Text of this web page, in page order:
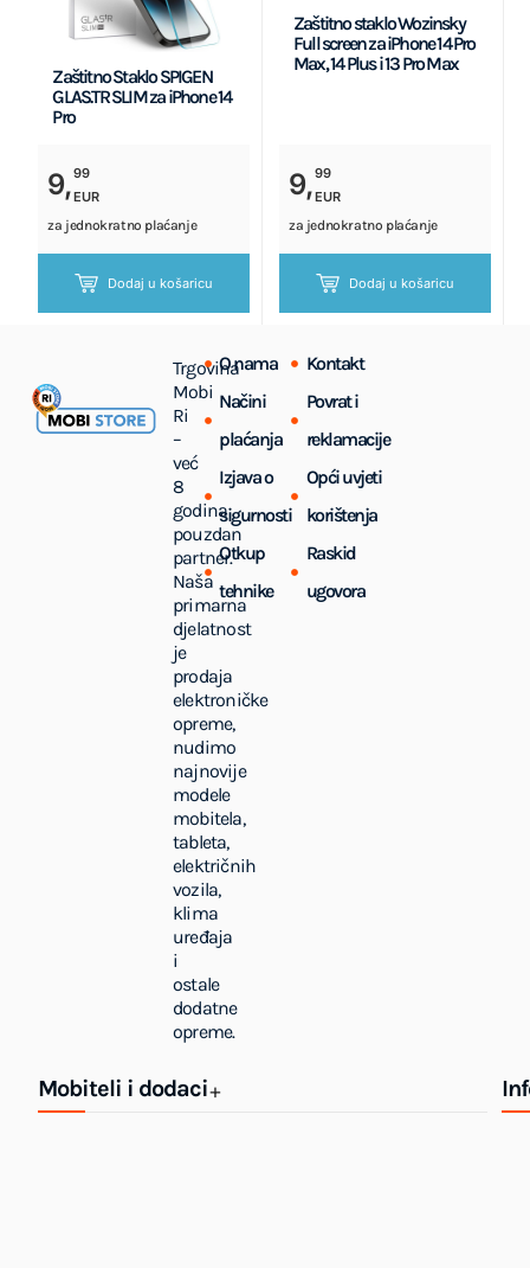
Zaštitno Staklo SPIGEN
GLAS.TR SLIM za iPhone 14
Pro
9,99
EUR
za jednokratno plaćanje
Dodaj u košaricu
Zaštitno staklo Wozinsky
Full screen za iPhone 14 Pro
Max, 14 Plus i 13 Pro Max
9,99
EUR
za jednokratno plaćanje
Dodaj u košaricu
Trgovina
Mobi
Ri
–
već
8
godina
pouzdan
partner.
Naša
primarna
djelatnost
je
prodaja
elektroničke
opreme,
nudimo
najnovije
modele
mobitela,
tableta,
električnih
vozila,
klima
uređaja
i
ostale
dodatne
opreme.
O nama
Kontakt
Načini
plaćanja
Povrat i
reklamacije
Izjava o
sigurnosti
Opći uvjeti
korištenja
Otkup
tehnike
Raskid
ugovora
Mobiteli i dodaci+